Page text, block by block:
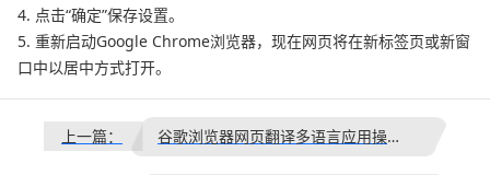
4. 点击“确定”保存设置。
5. 重新启动Google Chrome浏览器，现在网页将在新标签页或新窗
口中以居中方式打开。
上一篇： 谷歌浏览器网页翻译多语言应用操作策略